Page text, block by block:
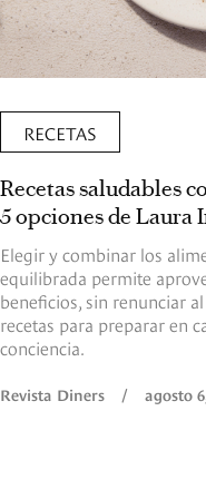
RECETAS
Recetas saludables
5 opciones de Laura
Elegir y combinar los
equilibrada permite
beneficios, sin renunciar
recetas para preparar en
conciencia.
Revista Diners / agosto